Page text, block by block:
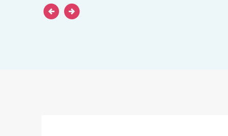
arrow_circle_left arrow_circle_right